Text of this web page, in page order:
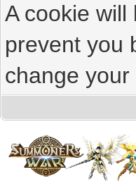
A cookie
prevent you
change